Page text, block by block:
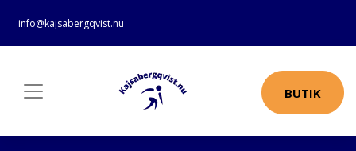
info@kajsabergqvist.nu
BUTIK